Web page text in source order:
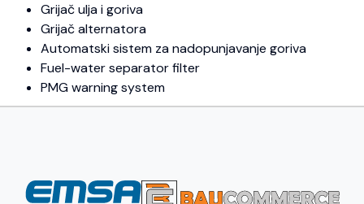
Grijač ulja i goriva
Grijač alternatora
Automatski sistem za nadopunjavanje goriva
Fuel-water separator filter
PMG warning system